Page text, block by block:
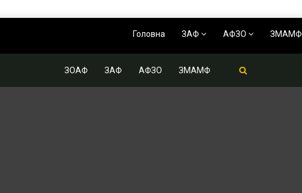
Головна ЗАФ АФЗО ЗМАМФ
ЗОАФ ЗАФ АФЗО ЗМАМФ